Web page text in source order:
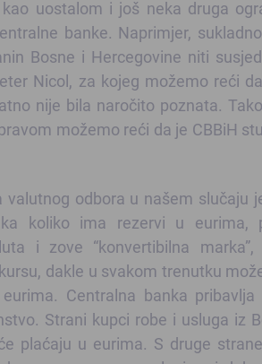
uostalom i još neka druga
banke. Naprimjer,
Bosne i Hercegovine niti
Nicol, za kojeg možemo reći
nije bila naročito poznata.
možemo reći da je CBBiH
odbora u našem slučaju
koliko ima rezervi u eurima,
i zove “konvertibilna
dakle u svakom trenutku
Centralna banka
Strani kupci robe i usluga iz
plaćaju u eurima. S druge